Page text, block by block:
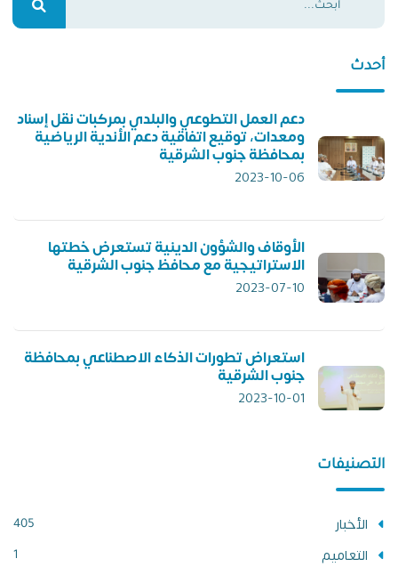
أحدث
دعم العمل التطوعي والبلدي بمركبات نقل إسناد
ومعدات، توقيع اتفاقية دعم الأندية الرياضية
بمحافظة جنوب الشرقية
2023-10-06
الأوقاف والشؤون الدينية تستعرض خطتها
الاستراتيجية مع محافظ جنوب الشرقية
2023-07-10
استعراض تطورات الذكاء الاصطناعي بمحافظة
جنوب الشرقية
2023-10-01
التصنيفات
الأخبار 405
التعاميم 1